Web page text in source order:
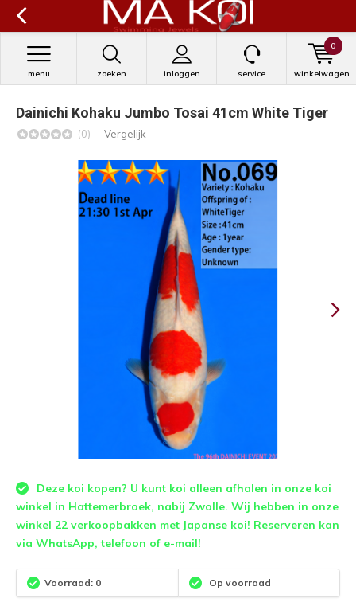
zoeken inloggen
menu service winkelwagen
0
Dainichi Kohaku Jumbo Tosai 41cm White Tiger
(0) Vergelijk
Deze koi kopen? U kunt koi alleen afhalen in onze koi
winkel in Hattemerbroek, nabij Zwolle. Wij hebben in onze
winkel 22 verkoopbakken met Japanse koi! Reserveren kan
via WhatsApp, telefoon of e-mail!
Voorraad: 0 Op voorraad